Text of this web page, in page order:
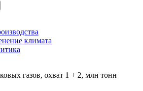
климата
газов, охват 1 + 2, млн тонн